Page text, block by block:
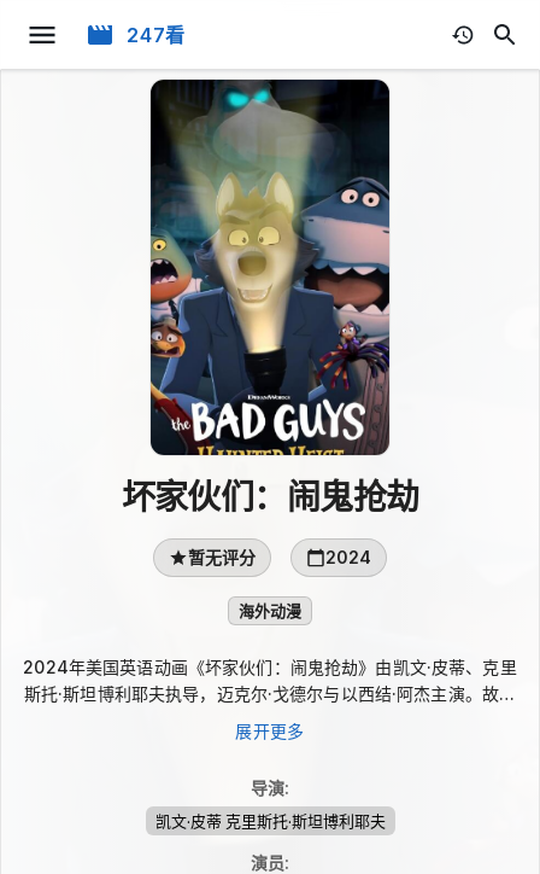
247看
坏家伙们：闹鬼抢劫
暂无评分 2024
海外动漫
2024年美国英语动画《坏家伙们：闹鬼抢劫》由凯文·皮蒂、克里
斯托·斯坦博利耶夫执导，迈克尔·戈德尔与以西结·阿杰主演。故事
发生在万圣节之夜，坏家伙们本打算继续他们的盗窃与犯罪计划，
却遇上一个带有超自然气息的危险敌人。原本刺激的行动迅速变成
展开更多
导演:
凯文·皮蒂 克里斯托·斯坦博利耶夫
演员: